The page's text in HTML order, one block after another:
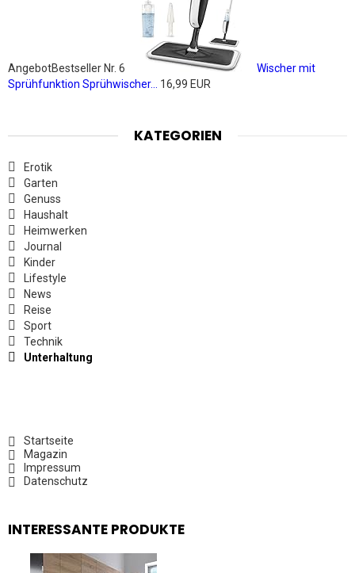
AngebotBestseller Nr. 6
Wischer mit
Sprühfunktion Sprühwischer...
16,99 EUR
KATEGORIEN
Erotik
Garten
Genuss
Haushalt
Heimwerken
Journal
Kinder
Lifestyle
News
Reise
Sport
Technik
Unterhaltung
Startseite
Magazin
Impressum
Datenschutz
INTERESSANTE PRODUKTE